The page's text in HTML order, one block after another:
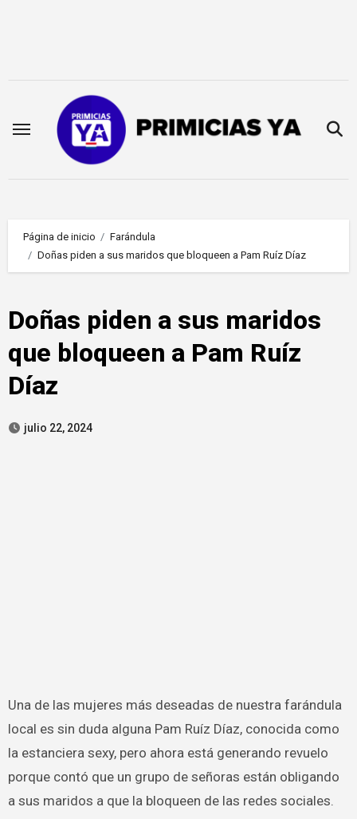
Página de inicio
Farándula
Doñas piden a sus maridos que bloqueen a Pam Ruíz Díaz
Doñas piden a sus maridos
que bloqueen a Pam Ruíz
Díaz
julio 22, 2024
Una de las mujeres más deseadas de nuestra farándula
local es sin duda alguna Pam Ruíz Díaz, conocida como
la estanciera sexy, pero ahora está generando revuelo
porque contó que un grupo de señoras están obligando
a sus maridos a que la bloqueen de las redes sociales.